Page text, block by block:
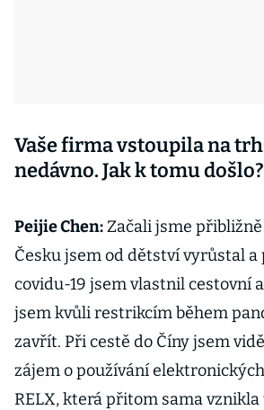
Vaše firma vstoupila na
nedávno. Jak k tomu došlo?
Peijie Chen:Začali jsme přibližně
Česku jsem od dětství vyrůstal
covidu-19 jsem vlastnil cestovní
jsem kvůli restrikcím během
zavřít. Při cestě do Číny jsem
zájem o používání
RELX, která přitom sama vznikla